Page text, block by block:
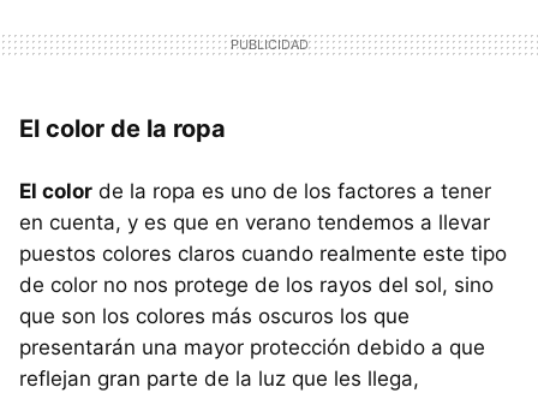
El color de la ropa
El color de la ropa es uno de los factores a tener
en cuenta, y es que en verano tendemos a llevar
puestos colores claros cuando realmente este tipo
de color no nos protege de los rayos del sol, sino
que son los colores más oscuros los que
presentarán una mayor protección debido a que
reflejan gran parte de la luz que les llega,